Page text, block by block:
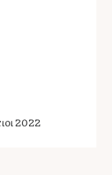
2022